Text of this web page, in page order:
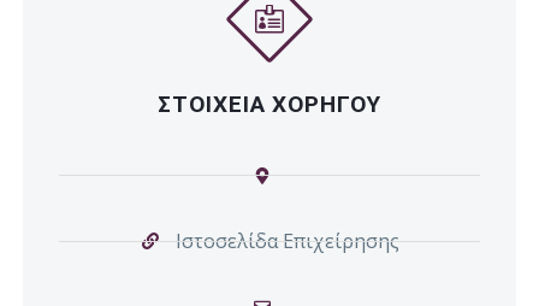
ΣΤΟΙΧΕΙΑ ΧΟΡΗΓΟΥ
Ιστοσελίδα Επιχείρησης